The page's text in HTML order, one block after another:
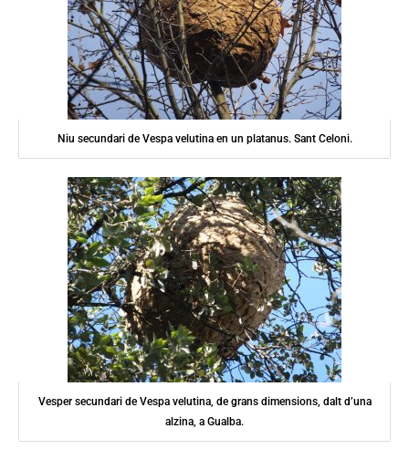
Niu secundari de Vespa velutina en un platanus. Sant Celoni.
Vesper secundari de Vespa velutina, de grans dimensions, dalt d’una
alzina, a Gualba.